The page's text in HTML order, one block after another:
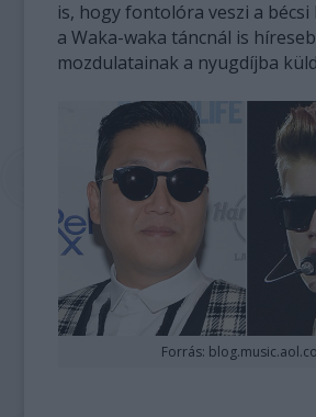
is, hogy fontolóra veszi a
a Waka-waka táncnál is
mozdulatainak a nyugdíjba
Forrás: